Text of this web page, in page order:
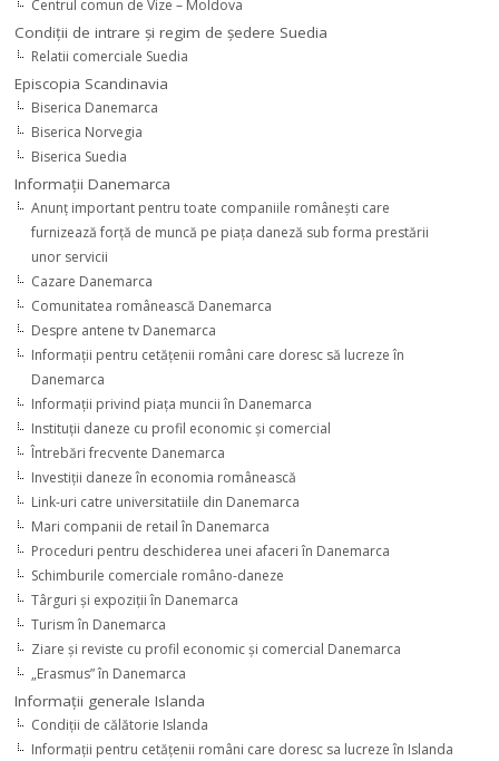
Centrul comun de Vize – Moldova
Condiţii de intrare şi regim de şedere Suedia
Relatii comerciale Suedia
Episcopia Scandinavia
Biserica Danemarca
Biserica Norvegia
Biserica Suedia
Informaţii Danemarca
Anunţ important pentru toate companiile româneşti care
furnizează forţă de muncă pe piaţa daneză sub forma prestării
unor servicii
Cazare Danemarca
Comunitatea românească Danemarca
Despre antene tv Danemarca
Informaţii pentru cetăţenii români care doresc să lucreze în
Danemarca
Informaţii privind piaţa muncii în Danemarca
Instituţii daneze cu profil economic şi comercial
Întrebări frecvente Danemarca
Investiţii daneze în economia românească
Link-uri catre universitatiile din Danemarca
Mari companii de retail în Danemarca
Proceduri pentru deschiderea unei afaceri în Danemarca
Schimburile comerciale româno-daneze
Târguri şi expoziţii în Danemarca
Turism în Danemarca
Ziare şi reviste cu profil economic şi comercial Danemarca
„Erasmus” în Danemarca
Informaţii generale Islanda
Condiţii de călătorie Islanda
Informaţii pentru cetăţenii români care doresc sa lucreze în Islanda